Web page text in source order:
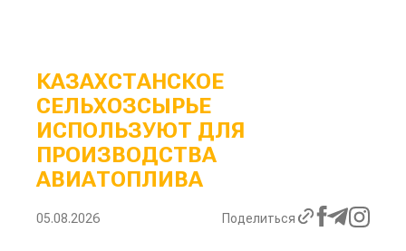
КАЗАХСТАНСКОЕ
СЕЛЬХОЗСЫРЬЕ
ИСПОЛЬЗУЮТ ДЛЯ
ПРОИЗВОДСТВА
АВИАТОПЛИВА
05.08.2026 Поделиться